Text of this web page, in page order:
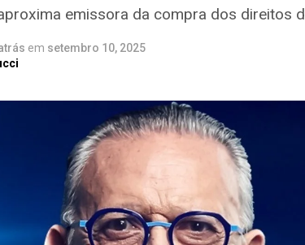
emissora da compra dos direitos
em setembro 10, 2025